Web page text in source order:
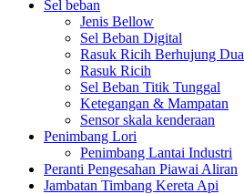
Sel beban
Jenis Bellow
Sel Beban Digital
Rasuk Ricih Berhujung Dua
Rasuk Ricih
Sel Beban Titik Tunggal
Ketegangan & Mampatan
Sensor skala kenderaan
Penimbang Lori
Penimbang Lantai Industri
Peranti Pengesahan Piawai Aliran
Jambatan Timbang Kereta Api